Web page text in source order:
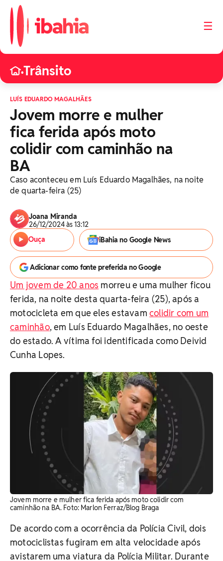
☰
•Trânsito
LUÍS EDUARDO MAGALHÃES
Jovem morre e mulher
fica ferida após moto
colidir com caminhão na
BA
Caso aconteceu em Luís Eduardo Magalhães, na noite
de quarta-feira (25)
Joana Miranda
26/12/2024 às 13:12
Ouça
iBahia no Google News
Adicionar como fonte preferida no Google
Um jovem de 20 anos morreu e uma mulher ficou
ferida, na noite desta quarta-feira (25), após a
motocicleta em que eles estavamcolidir com um
caminhão, em Luís Eduardo Magalhães, no oeste
do estado. A vítima foi identificada como Deivid
Cunha Lopes.
Jovem morre e mulher fica ferida após moto colidir com
caminhão na BA. Foto: Marlon Ferraz/Blog Braga
De acordo com a ocorrência da Polícia Civil, dois
motociclistas fugiram em alta velocidade após
avistarem uma viatura da Polícia Militar. Durante